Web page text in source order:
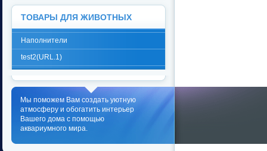
ТОВАРЫ ДЛЯ ЖИВОТНЫХ
Наполнители
test2(URL.1)
Мы поможем Вам создать уютную
атмосферу и обогатить интерьер
Вашего дома с помощью
аквариумного мира.